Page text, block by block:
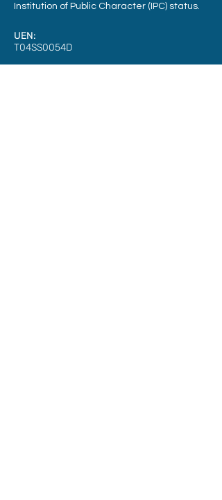
Institution of Public Character (IPC) status.
UEN:
T04SS0054D